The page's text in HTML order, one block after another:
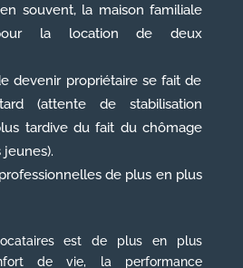
souvent, la maison familiale
la location de deux
devenir propriétaire se fait de
(attente de stabilisation
tardive du fait du chômage
jeunes).
de plus en plus
est de plus en plus
de vie, la performance